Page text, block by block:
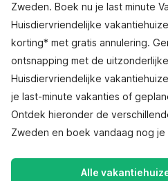
Zweden. Boek nu je last minute
Huisdiervriendelijke
korting* met gratis annulering.
ontsnapping met de
Huisdiervriendelijke
je last-minute vakanties of
Ontdek hieronder de
Zweden en boek vandaag nog
Alle